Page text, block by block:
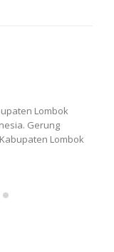
Lombok
Gerung
Lombok